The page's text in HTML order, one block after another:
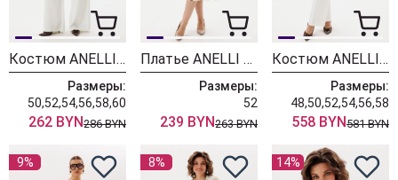
Костюм ANELLI LAUREL 1405-1 латте на кокосовом
Размеры:
50,52,54,56,58,60
262 BYN286 BYN
Платье ANELLI LAUREL 1813 мятный цветок
Размеры:
52
239 BYN263 BYN
Костюм ANELLI LAUREL 1869 белое кружево
Размеры:
48,50,52,54,56,58
558 BYN581 BYN
9% 8% 14%